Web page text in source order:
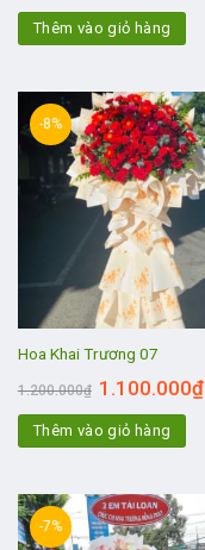
Thêm vào giỏ hàng
-8%
Hoa Khai Trương 07
1.200.000₫ 1.100.000₫
Thêm vào giỏ hàng
-7%